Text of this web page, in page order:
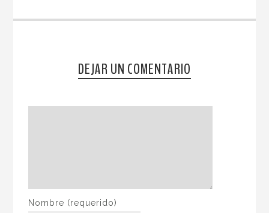
DEJAR UN COMENTARIO
Nombre (requerido)